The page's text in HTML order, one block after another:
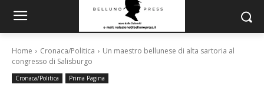
Home Cronaca/Politica
Un maestro bellunese di alta sartoria al
congresso di Salisburgo
Cronaca/Politica Prima Pagina